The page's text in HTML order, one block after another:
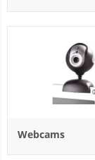
Webcams